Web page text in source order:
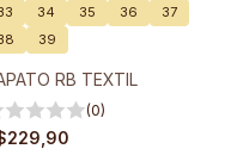
34 35 36
37
39
RB TEXTIL
(0)